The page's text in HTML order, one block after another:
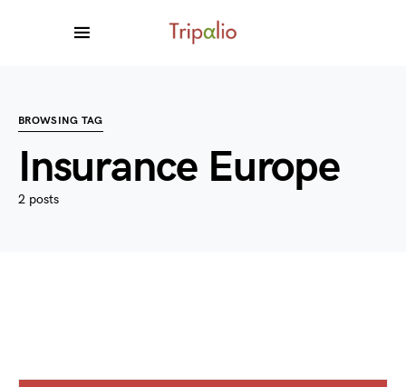
BROWSING TAG
Insurance Europe
2 posts